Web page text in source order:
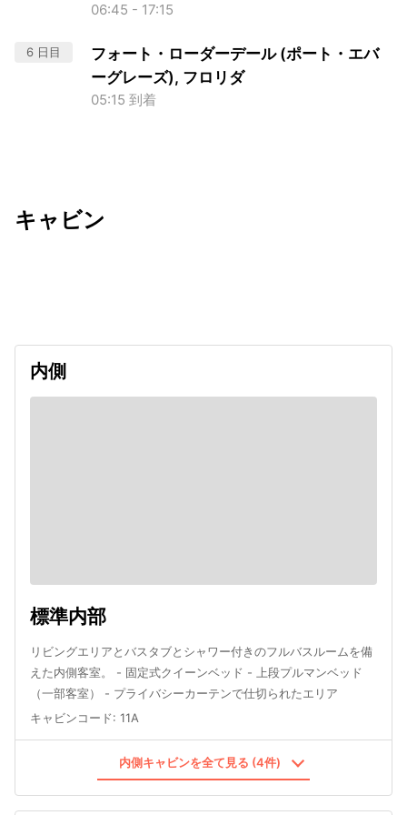
06:45 - 17:15
6 日目
フォート・ローダーデール (ポート・エバ
ーグレーズ), フロリダ
05:15 到着
キャビン
内側
標準内部
リビングエリアとバスタブとシャワー付きのフルバスルームを備
えた内側客室。 - 固定式クイーンベッド - 上段プルマンベッド
（一部客室） - プライバシーカーテンで仕切られたエリア
キャビンコード: 11A
内側キャビンを全て見る (4件)